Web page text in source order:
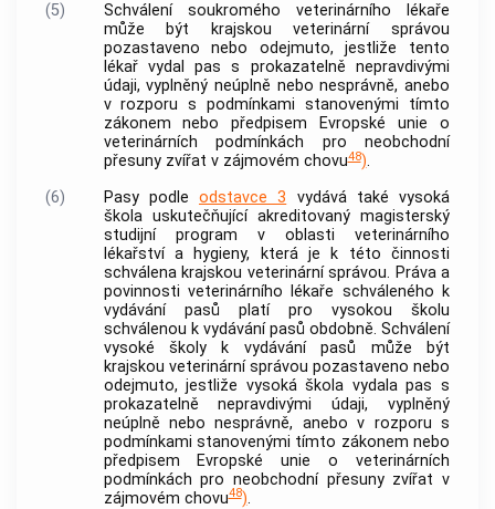
(5)
Schválení
soukromého veterinárního lékaře
může být krajskou veterinární správou
pozastaveno nebo odejmuto, jestliže tento
lékař vydal pas s prokazatelně nepravdivými
údaji, vyplněný neúplně nebo nesprávně, anebo
v rozporu s podmínkami stanovenými tímto
zákonem nebo předpisem Evropské unie o
veterinárních podmínkách pro neobchodní
přesuny zvířat v zájmovém chovu48).
(6)
Pasy podle odstavce 3 vydává také vysoká
škola uskutečňující akreditovaný magisterský
studijní program v oblasti veterinárního
lékařství a hygieny, která je k této činnosti
schválena krajskou veterinární správou. Práva a
povinnosti veterinárního lékaře schváleného k
vydávání pasů platí pro vysokou školu
schválenou k vydávání pasů obdobně. Schválení
vysoké školy k vydávání pasů může být
krajskou veterinární správou pozastaveno nebo
odejmuto, jestliže vysoká škola vydala pas s
prokazatelně nepravdivými údaji, vyplněný
neúplně nebo nesprávně, anebo v rozporu s
podmínkami stanovenými tímto zákonem nebo
předpisem Evropské unie o veterinárních
podmínkách pro neobchodní přesuny zvířat v
zájmovém chovu48).